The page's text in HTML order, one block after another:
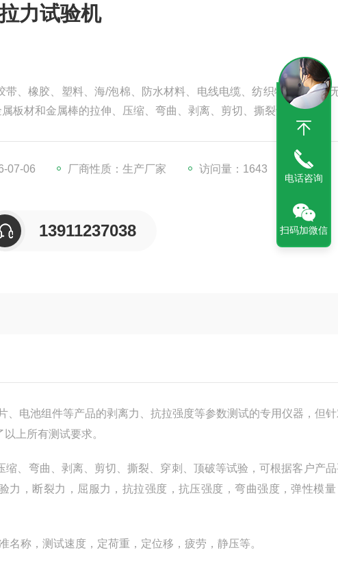
力试验机
带、橡胶、塑料、海/泡棉、防水材料、电线电缆、纺织物、网绳、
板材和金属棒的拉伸、压缩、弯曲、剥离、剪切、撕裂试验，
07-06 厂商性质：生产厂家 访问量：1643
13911237038
、电池组件等产品的剥离力、抗拉强度等参数测试的专用仪器，但
上所有测试要求。
、弯曲、剥离、剪切、撕裂、穿刺、顶破等试验，可根据客户产
力，断裂力，屈服力，抗拉强度，抗压强度，弯曲强度，弹性模
称，测试速度，定荷重，定位移，疲劳，静压等。
电话咨询
扫码加微信